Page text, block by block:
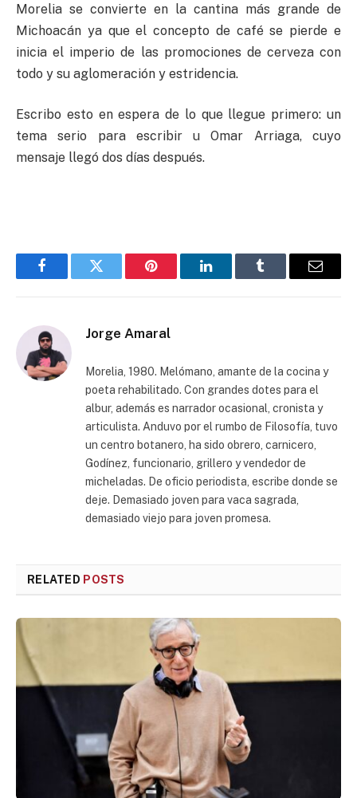
Morelia se convierte en la cantina más grande de
Michoacán ya que el concepto de café se pierde e
inicia el imperio de las promociones de cerveza con
todo y su aglomeración y estridencia.
Escribo esto en espera de lo que llegue primero: un
tema serio para escribir u Omar Arriaga, cuyo
mensaje llegó dos días después.
FacebookTwitter Pinterest LinkedInTumblr Email
Jorge Amaral
Morelia, 1980. Melómano, amante de la cocina y
poeta rehabilitado. Con grandes dotes para el
albur, además es narrador ocasional, cronista y
articulista. Anduvo por el rumbo de Filosofía, tuvo
un centro botanero, ha sido obrero, carnicero,
Godínez, funcionario, grillero y vendedor de
micheladas. De oficio periodista, escribe donde se
deje. Demasiado joven para vaca sagrada,
demasiado viejo para joven promesa.
RELATED POSTS